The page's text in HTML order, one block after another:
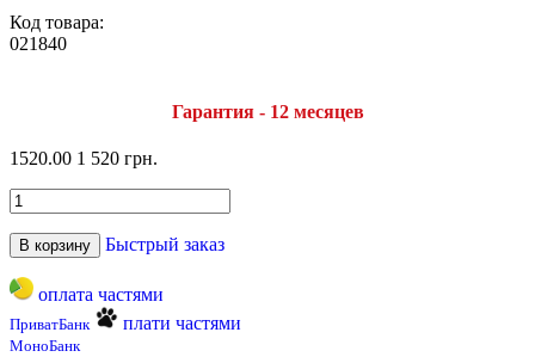
Код товара:
021840
Гарантия - 12 месяцев
1520.00 1 520 грн.
В корзину Быстрый заказ
оплата частями
ПриватБанк плати частями
МоноБанк